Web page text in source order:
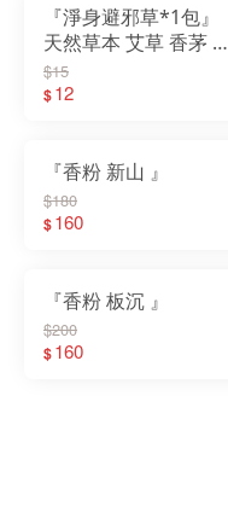
『淨身避邪草*1包』
天然草本 艾草 香茅 芙
蓉 薰香 收驚 入宅清淨
安神定魂
$15
$12
『香粉 新山 』
$180
$160
『香粉 板沉 』
$200
$160